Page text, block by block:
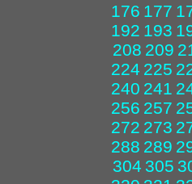
176 177
192 193
208 209
224 225
240 241
256 257
272 273
288 289
304 305